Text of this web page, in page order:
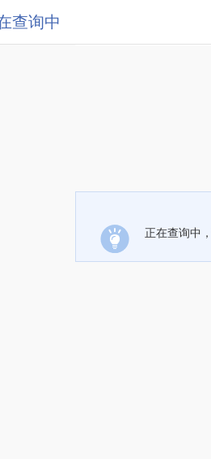
查询中
正在查询中